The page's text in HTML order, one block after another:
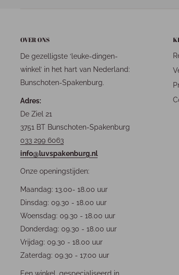
OVER ONS
De gezelligste ‘leuke-dingen-
winkel’ in het hart van Nederland:
Bunschoten-Spakenburg.
Adres:
De Ziel 21
3751 BT Bunschoten-Spakenburg
033 299 6063
info@luvspakenburg.nl
Onze openingstijden:
Maandag: 13.00- 18.00 uur
Dinsdag: 09.30 - 18.00 uur
Woensdag: 09.30 - 18.00 uur
Donderdag: 09.30 - 18.00 uur
Vrijdag: 09.30 - 18.00 uur
Zaterdag: 09.30 - 17.00 uur